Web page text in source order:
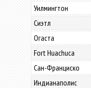
Уилмингтон
Сиэтл
Огаста
Fort Huachuca
Сан-Франциско
Индианаполис